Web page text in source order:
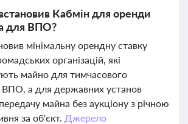
Кабмін для оренди
для ВПО?
мінімальну орендну ставку
організацій, які
майно для тимчасового
а для державних установ
майна без аукціону з річною
за об'єкт. Джерело